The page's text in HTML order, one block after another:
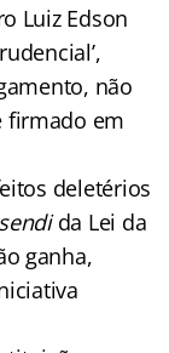
Luiz Edson
não
firmado em
deletérios
da Lei da
ganha,